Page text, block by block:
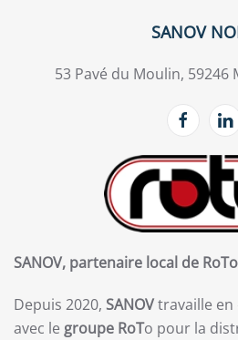
SANOV
53 Pavé du Moulin, 59246
SANOV, partenaire local de RoTo
Depuis 2020, SANOVtravaille
avec le groupe RoTo pour la